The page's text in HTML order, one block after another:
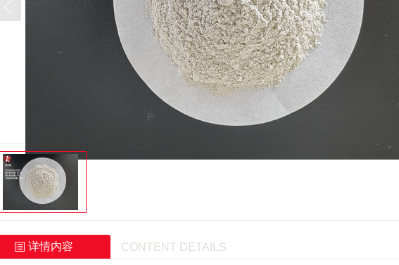
详情内容 CONTENT DETAILS